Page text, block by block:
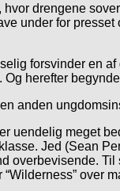
drengene
under for
forsvinder en
herefter
anden
uendelig meget
Jed (Sean
overbevisende.
over